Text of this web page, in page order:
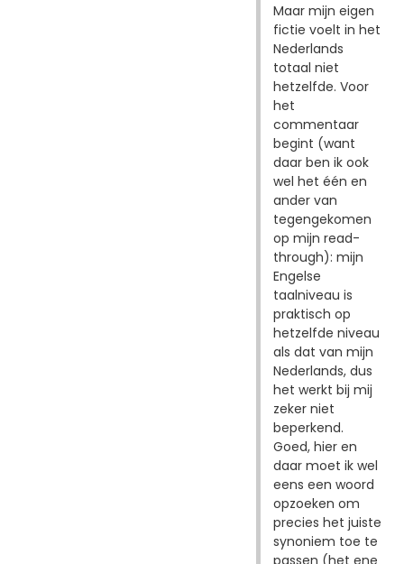
Maar mijn eigen
fictie voelt in het
Nederlands
totaal niet
hetzelfde. Voor
het
commentaar
begint (want
daar ben ik ook
wel het één en
ander van
tegengekomen
op mijn read-
through): mijn
Engelse
taalniveau is
praktisch op
hetzelfde niveau
als dat van mijn
Nederlands, dus
het werkt bij mij
zeker niet
beperkend.
Goed, hier en
daar moet ik wel
eens een woord
opzoeken om
precies het juiste
synoniem toe te
passen (het ene